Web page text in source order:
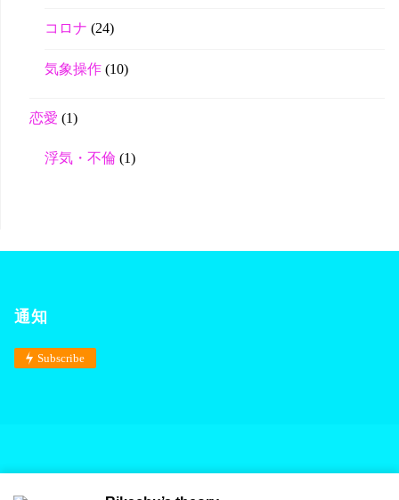
コロナ (24)
気象操作(10)
恋愛 (1)
浮気・不倫 (1)
通知
Subscribe